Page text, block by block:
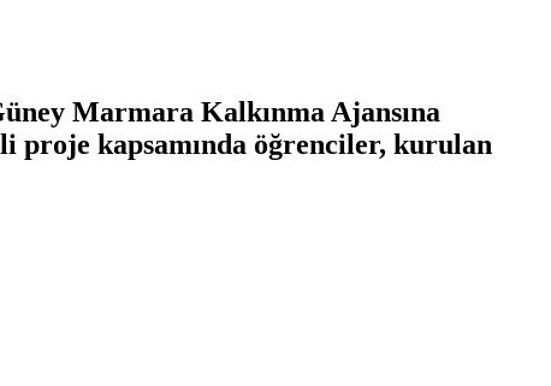
Marmara Kalkınma Ajansına
proje kapsamında öğrenciler, kurulan